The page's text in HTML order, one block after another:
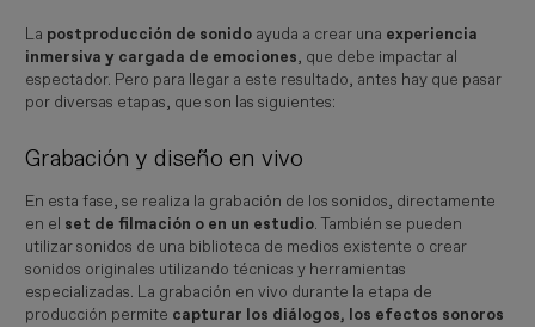
La postproducción de sonido ayuda a crear una experiencia
inmersiva y cargada de emociones, que debe impactar al
espectador. Pero para llegar a este resultado, antes hay que pasar
por diversas etapas, que son las siguientes:
Grabación y diseño en vivo
En esta fase, se realiza la grabación de los sonidos, directamente
en el set de filmación o en un estudio. También se pueden
utilizar sonidos de una biblioteca de medios existente o crear
sonidos originales utilizando técnicas y herramientas
especializadas. La grabación en vivo durante la etapa de
producción permite capturar los diálogos, los efectos sonoros